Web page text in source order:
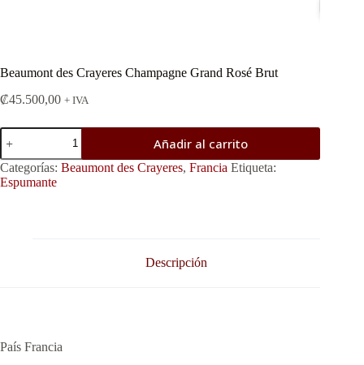
Beaumont des Crayeres Champagne Grand Rosé Brut
₡45.500,00 + IVA
Beaumont
des
Crayeres
Champagne
Grand
Añadir al carrito
Categorías: Beaumont des Crayeres, Francia Etiqueta:
Espumante
Descripción
País Francia